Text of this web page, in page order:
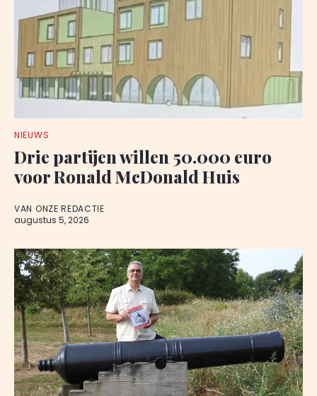
NIEUWS
Drie partijen willen 50.000 euro
voor Ronald McDonald Huis
VAN ONZE REDACTIE
augustus 5, 2026